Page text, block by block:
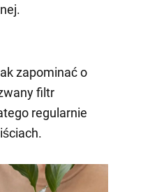
zapominać o
filtr
regularnie